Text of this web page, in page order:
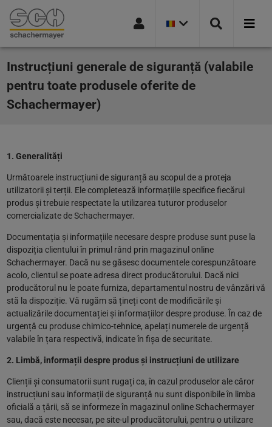
Instrucțiuni generale de siguranță (valabile
pentru toate produsele oferite de
Schachermayer)
1. Generalități
Următoarele instrucțiuni de siguranță au scopul de a proteja
utilizatorii și terții. Ele completează informațiile specifice fiecărui
produs și trebuie respectate la utilizarea tuturor produselor
comercializate de Schachermayer.
Documentația și informațiile necesare despre produse sunt puse la
dispoziția clientului în primul rând prin magazinul online
Schachermayer. Dacă nu se găsesc documentele corespunzătoare
acolo, clientul se poate adresa direct producătorului. Dacă nici
producătorul nu le poate furniza, departamentul nostru de vânzări vă
stă la dispoziție. Vă rugăm să țineți cont de modificările și
actualizările documentației și informațiilor despre produse. În caz de
urgență cu produse chimico-tehnice, apelați numerele de urgență
valabile în țara respectivă, indicate în fișa de securitate.
2. Limbă, informații despre produs și instrucțiuni de utilizare
Clienții și consumatorii sunt rugați ca, în cazul produselor ale căror
instrucțiuni sau informații de siguranță nu sunt disponibile în limba
oficială a țării, să se informeze în magazinul online Schachermayer
sau, dacă este necesar, pe site-ul producătorului, pentru o utilizare